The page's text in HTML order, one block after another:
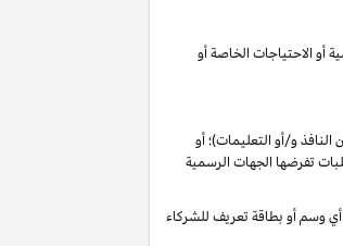
أو الاحتياجات الخاصة أو
النافذ و/أو التعليمات)؛ أو
تفرضها الجهات الرسمية
أي وسم أو بطاقة تعريف للشركاء